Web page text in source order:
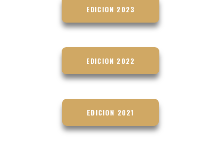
EDICION 2023
EDICION 2022
EDICION 2021